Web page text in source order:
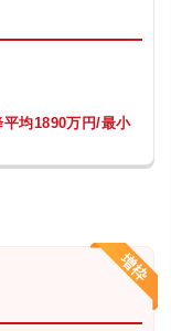
均1890万円/最小